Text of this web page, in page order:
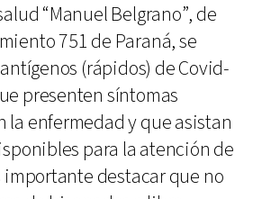
“Manuel Belgrano”, de
751 de Paraná, se
(rápidos) de Covid-
presenten síntomas
la enfermedad y que asistan
para la atención de
importante destacar que no